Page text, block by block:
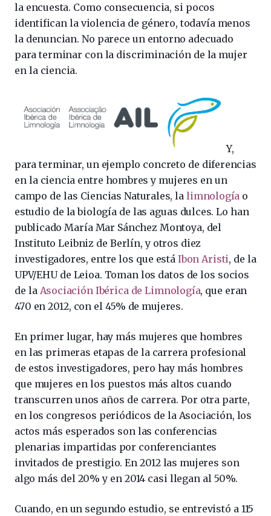
la encuesta. Como consecuencia, si pocos
identifican la violencia de género, todavía menos
la denuncian. No parece un entorno adecuado
para terminar con la discriminación de la mujer
en la ciencia.
Y,
para terminar, un ejemplo concreto de diferencias
en la ciencia entre hombres y mujeres en un
campo de las Ciencias Naturales, lalimnología o
estudio de la biología de las aguas dulces. Lo han
publicado María Mar Sánchez Montoya, del
Instituto Leibniz de Berlín, y otros diez
investigadores, entre los que estáIbon Aristi, de la
UPV/EHU de Leioa. Toman los datos de los socios
de la Asociación Ibérica de Limnología, que eran
470 en 2012, con el 45% de mujeres.
En primer lugar, hay más mujeres que hombres
en las primeras etapas de la carrera profesional
de estos investigadores, pero hay más hombres
que mujeres en los puestos más altos cuando
transcurren unos años de carrera. Por otra parte,
en los congresos periódicos de la Asociación, los
actos más esperados son las conferencias
plenarias impartidas por conferenciantes
invitados de prestigio. En 2012 las mujeres son
algo más del 20% y en 2014 casi llegan al 50%.
Cuando, en un segundo estudio, se entrevistó a 115